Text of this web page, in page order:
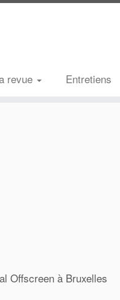
revue Entretiens
Offscreen à Bruxelles